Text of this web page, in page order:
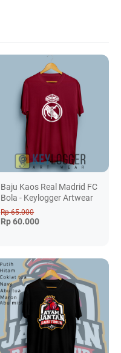
Baju Kaos Real Madrid FC
Bola - Keylogger Artwear
Rp 65.000
Rp 60.000